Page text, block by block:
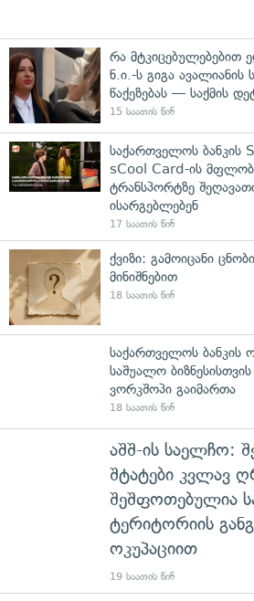
რა მტკიცებულებებით
ნ.ი.-ს გიგა ავალიანის
წაქეზებას — საქმის
15 საათის წინ
საქართველოს ბანკის
sCool Card-ის
ტრანსპორტზე
ისარგებლებენ
17 საათის წინ
ქვიზი: გამოიცანი
მინიშნებით
18 საათის წინ
საქართველოს ბანკის
საშუალო
ვორკშოპი გაიმართა
18 საათის წინ
აშშ-ის საელჩო:
შტატები კვლავ
შეშფოთებულია
ტერიტორიის
ოკუპაციით
19 საათის წინ